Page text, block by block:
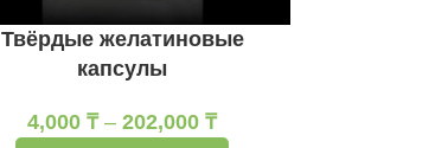
Твёрдые желатиновые
капсулы
4,000₸ – 202,000₸